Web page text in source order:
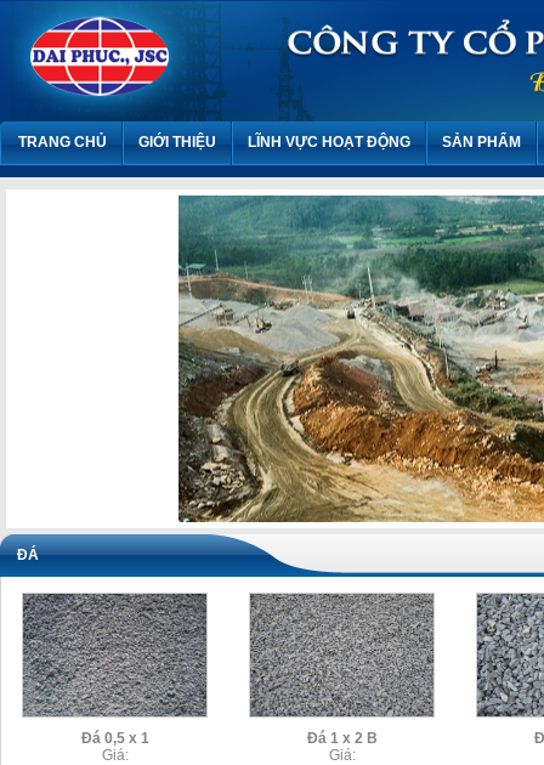
TRANG CHỦ GIỚI THIỆU LĨNH VỰC HOẠT ĐỘNG SẢN PHẨM
ĐÁ
Đá 0,5 x 1
Giá:
Đá 1 x 2 B
Giá: